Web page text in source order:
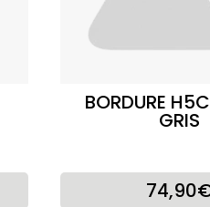
BORDURE
GRIS